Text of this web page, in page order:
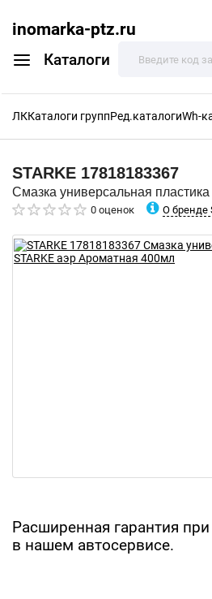
inomarka-ptz.ru
Каталоги
ЛККаталоги группРед.каталогиWh-
STARKE 17818183367
Смазка универсальная
0 оценок О бренде
Расширенная гарантия
в нашем автосервисе.